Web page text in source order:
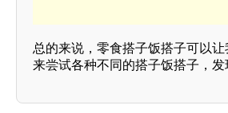
总的来说，零食搭子饭搭子可以
来尝试各种不同的搭子饭搭子，发